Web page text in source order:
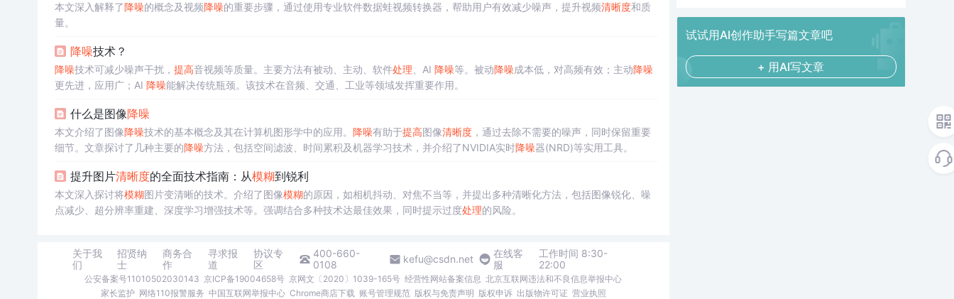
本文深入解释了降噪的概念及视频降噪的重要步骤，通过使用专业软件数据蛙视频转换器，帮助用户有效减少噪声，提升视频清晰度和质
量。
降噪技术？
降噪技术可减少噪声干扰， 提高音视频等质量。主要方法有被动、主动、软件处理 、AI 降噪等。被动降噪成本低，对高频有效；主动降噪
更先进，应用广；AI 降噪能解决传统瓶颈。该技术在音频、交通、工业等领域发挥重要作用。
什么是图像降噪
本文介绍了图像降噪技术的基本概念及其在计算机图形学中的应用。 降噪有助于提高图像清晰度，通过去除不需要的噪声，同时保留重要
细节。文章探讨了几种主要的降噪方法，包括空间滤波、时间累积及机器学习技术，并介绍了NVIDIA实时降噪器(NRD)等实用工具。
提升图片清晰度的全面技术指南：从模糊到锐利
本文深入探讨将模糊图片变清晰的技术。介绍了图像模糊的原因，如相机抖动、对焦不当等，并提出多种清晰化方法，包括图像锐化、噪
点减少、超分辨率重建、深度学习增强技术等。强调结合多种技术达最佳效果，同时提示过度处理的风险。
关于我
们
招贤纳
士
商务合
作
寻求报
道
协议专
区
400-660-
0108
kefu@csdn.net
在线客
服
工作时间 8:30-
22:00
公安备案号11010502030143 京ICP备19004658号 京网文〔2020〕1039-165号 经营性网站备案信息 北京互联网违法和不良信息举报中心
家长监护 网络110报警服务 中国互联网举报中心 Chrome商店下载 账号管理规范 版权与免责声明 版权申诉 出版物许可证 营业执照
试试用AI创作助手写篇文章吧
+ 用AI写文章